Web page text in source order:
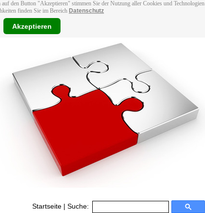
den Button "Akzeptieren" stimmen Sie der Nutzung aller Cookies und Technologien
finden Sie im Bereich Datenschutz
Akzeptieren
Startseite | Suche: